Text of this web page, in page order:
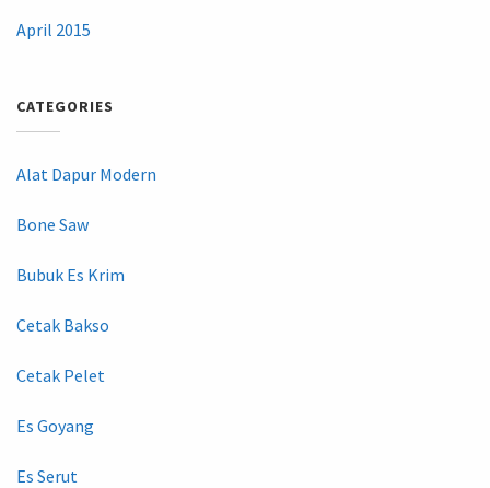
April 2015
CATEGORIES
Alat Dapur Modern
Bone Saw
Bubuk Es Krim
Cetak Bakso
Cetak Pelet
Es Goyang
Es Serut